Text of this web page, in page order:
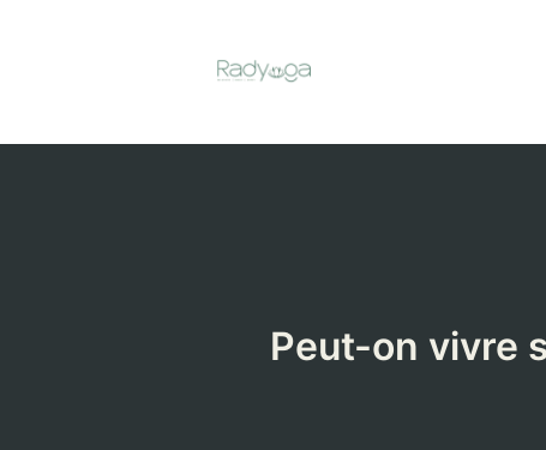
Peut-on vivre